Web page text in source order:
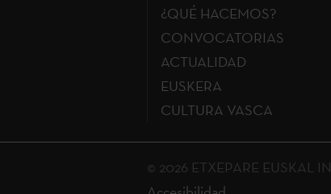
¿QUÉ HACEMOS?
CONVOCATORIAS
ACTUALIDAD
EUSKERA
CULTURA VASCA
© 2026 ETXEPARE EUSKAL